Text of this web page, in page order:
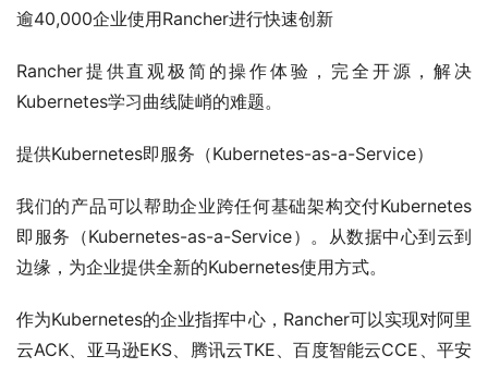
逾40,000企业使用Rancher进行快速创新
Rancher提供直观极简的操作体验，完全开源，解决
Kubernetes学习曲线陡峭的难题。
提供Kubernetes即服务（Kubernetes-as-a-Service）
我们的产品可以帮助企业跨任何基础架构交付Kubernetes
即服务（Kubernetes-as-a-Service）。从数据中心到云到
边缘，为企业提供全新的Kubernetes使用方式。
作为Kubernetes的企业指挥中心，Rancher可以实现对阿里
云ACK、亚马逊EKS、腾讯云TKE、百度智能云CCE、平安